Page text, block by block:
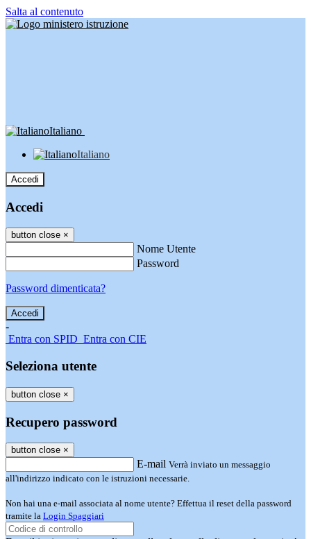
Salta al contenuto
Italiano
Italiano
Accedi
Accedi
button close ×
Nome Utente
Password
Password dimenticata?
-
Entra con SPID Entra con CIE
Seleziona utente
button close ×
Recupero password
button close ×
E-mail Verrà inviato un messaggio
all'indirizzo indicato con le istruzioni necessarie.
Non hai una e-mail associata al nome utente? Effettua il reset della password
tramite la Login Spaggiari